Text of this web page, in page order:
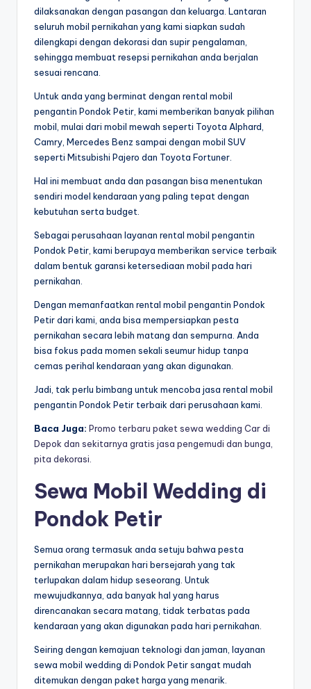
dilaksanakan dengan pasangan dan keluarga. Lantaran
seluruh mobil pernikahan yang kami siapkan sudah
dilengkapi dengan dekorasi dan supir pengalaman,
sehingga membuat resepsi pernikahan anda berjalan
sesuai rencana.
Untuk anda yang berminat dengan rental mobil
pengantin Pondok Petir, kami memberikan banyak pilihan
mobil, mulai dari mobil mewah seperti Toyota Alphard,
Camry, Mercedes Benz sampai dengan mobil SUV
seperti Mitsubishi Pajero dan Toyota Fortuner.
Hal ini membuat anda dan pasangan bisa menentukan
sendiri model kendaraan yang paling tepat dengan
kebutuhan serta budget.
Sebagai perusahaan layanan rental mobil pengantin
Pondok Petir, kami berupaya memberikan service terbaik
dalam bentuk garansi ketersediaan mobil pada hari
pernikahan.
Dengan memanfaatkan rental mobil pengantin Pondok
Petir dari kami, anda bisa mempersiapkan pesta
pernikahan secara lebih matang dan sempurna. Anda
bisa fokus pada momen sekali seumur hidup tanpa
cemas perihal kendaraan yang akan digunakan.
Jadi, tak perlu bimbang untuk mencoba jasa rental mobil
pengantin Pondok Petir terbaik dari perusahaan kami.
Baca Juga: Promo terbaru paket sewa wedding Car di
Depok dan sekitarnya gratis jasa pengemudi dan bunga,
pita dekorasi.
Sewa Mobil Wedding di
Pondok Petir
Semua orang termasuk anda setuju bahwa pesta
pernikahan merupakan hari bersejarah yang tak
terlupakan dalam hidup seseorang. Untuk
mewujudkannya, ada banyak hal yang harus
direncanakan secara matang, tidak terbatas pada
kendaraan yang akan digunakan pada hari pernikahan.
Seiring dengan kemajuan teknologi dan jaman, layanan
sewa mobil wedding di Pondok Petir sangat mudah
ditemukan dengan paket harga yang menarik.